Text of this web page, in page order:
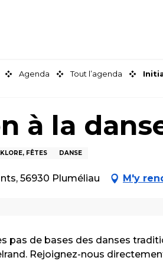
Agenda Tout l’agenda
à la
FÊTES DANSE
56930 Pluméliau M'y
pas de bases des danses
Rejoignez-nous